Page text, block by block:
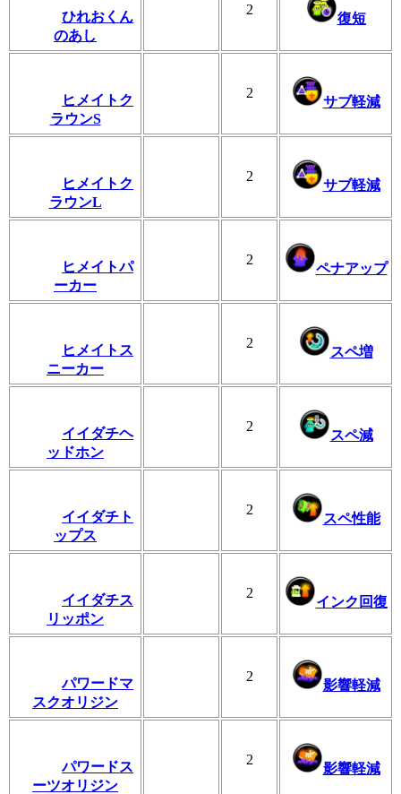
ひれおくん
のあし
2
復短
ヒメイトク
ラウンS
2
サブ軽減
ヒメイトク
ラウンL
2
サブ軽減
ヒメイトパ
ーカー
2
ペナアップ
ヒメイトス
ニーカー
2
スペ増
イイダチヘ
ッドホン
2
スペ減
イイダチト
ップス
2
スペ性能
イイダチス
リッポン
2
インク回復
パワードマ
スクオリジン
2
影響軽減
パワードス
ーツオリジン
2
影響軽減